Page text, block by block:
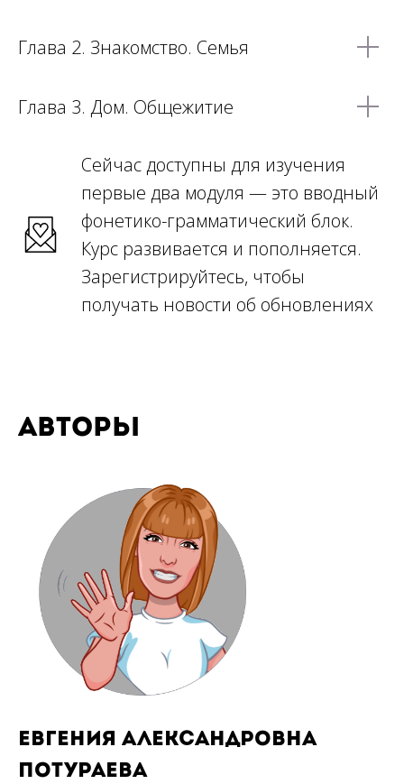
Глава 2. Знакомство. Семья
Глава 3. Дом. Общежитие
Сейчас доступны для изучения
первые два модуля — это вводный
фонетико-грамматический блок.
Курс развивается и пополняется.
Зарегистрируйтесь, чтобы
получать новости об обновлениях
Авторы
Евгения Александровна
Потураева